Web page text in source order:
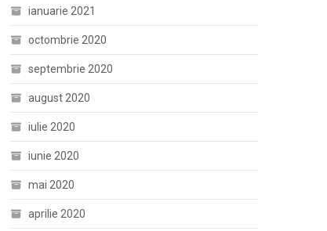
ianuarie 2021
octombrie 2020
septembrie 2020
august 2020
iulie 2020
iunie 2020
mai 2020
aprilie 2020